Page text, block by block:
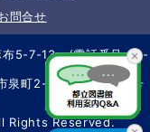
問合せ
布5-7-13 (電話番号 03-
泉町2-2-26 (電話番号
Rights Reserved.